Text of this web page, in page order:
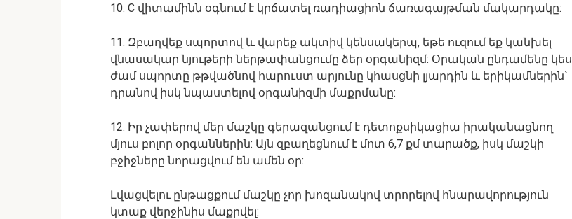
10. C վիտամինն օգնում է կրճատել ռադիացիոն ճառագայթման մակարդակը:
11. Զբաղվեք սպորտով և վարեք ակտիվ կենսակերպ, եթե ուզում եք կանխել
վնասակար նյութերի ներթափանցումը ձեր օրգանիզմ: Օրական ընդամենը կես
ժամ սպորտը թթվածնով հարուստ արյունը կհասցնի լյարդին և երիկամներին`
դրանով իսկ նպաստելով օրգանիզմի մաքրմանը:
12. Իր չափերով մեր մաշկը գերազանցում է դետոքսիկացիա իրականացնող
մյուս բոլոր օրգաններին: Այն զբաղեցնում է մոտ 6,7 քմ տարածք, իսկ մաշկի
բջիջները նորացվում են ամեն օր:
Լվացվելու ընթացքում մաշկը չոր խոզանակով տրորելով հնարավորություն
կտաք վերջինիս մաքրվել: